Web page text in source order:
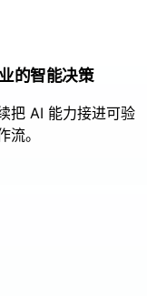
的智能决策
把 AI 能力接进可验
。